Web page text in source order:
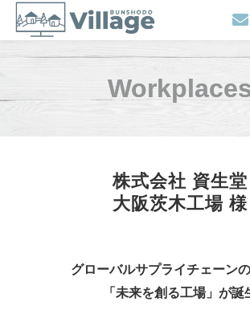
Workplaces
Movies
Articles
About
株式会社 資生堂
大阪茨木工場 様
グローバルサプライチェーン
「未来を創る工場」が誕